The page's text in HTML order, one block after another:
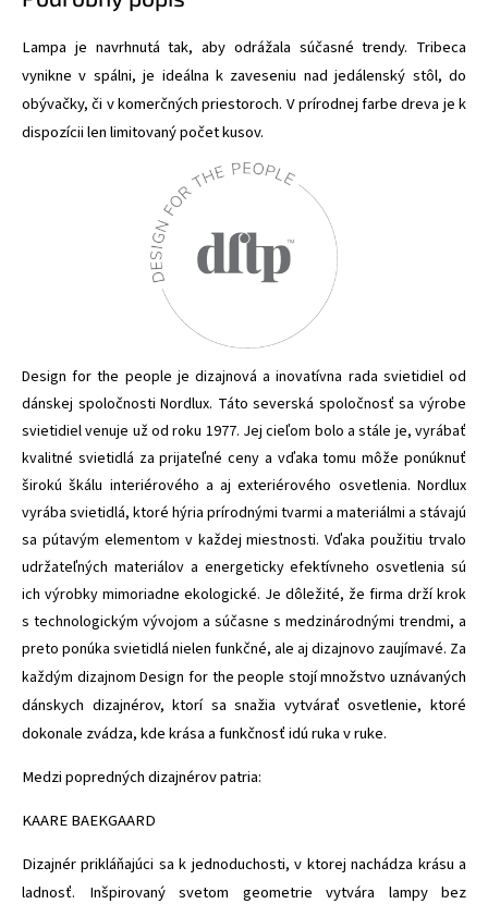
Lampa je navrhnutá tak, aby odrážala súčasné trendy. Tribeca
vynikne v spálni, je ideálna k zaveseniu nad jedálenský stôl, do
obývačky, či v komerčných priestoroch. V prírodnej farbe dreva je k
dispozícii len limitovaný počet kusov.
Design for the people je dizajnová a inovatívna rada svietidiel od
dánskej spoločnosti Nordlux. Táto severská spoločnosť sa výrobe
svietidiel venuje už od roku 1977. Jej cieľom bolo a stále je, vyrábať
kvalitné svietidlá za prijateľné ceny a vďaka tomu môže ponúknuť
širokú škálu interiérového a aj exteriérového osvetlenia. Nordlux
vyrába svietidlá, ktoré hýria prírodnými tvarmi a materiálmi a stávajú
sa pútavým elementom v každej miestnosti. Vďaka použitiu trvalo
udržateľných materiálov a energeticky efektívneho osvetlenia sú
ich výrobky mimoriadne ekologické. Je dôležité, že firma drží krok
s technologickým vývojom a súčasne s medzinárodnými trendmi, a
preto ponúka svietidlá nielen funkčné, ale aj dizajnovo zaujímavé. Za
každým dizajnom Design for the people stojí množstvo uznávaných
dánskych dizajnérov, ktorí sa snažia vytvárať osvetlenie, ktoré
dokonale zvádza, kde krása a funkčnosť idú ruka v ruke.
Medzi popredných dizajnérov patria:
KAARE BAEKGAARD
Dizajnér prikláňajúci sa k jednoduchosti, v ktorej nachádza krásu a
ladnosť. Inšpirovaný svetom geometrie vytvára lampy bez